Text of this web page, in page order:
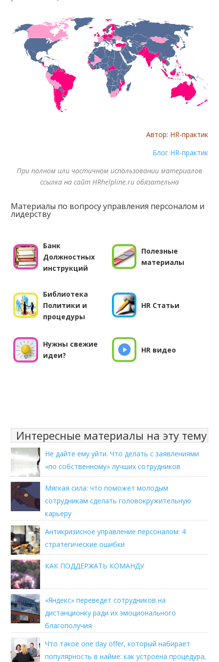
Автор: HR-практик
Блог HR-практик
При полном или частичном использовании материалов
ссылка на сайт HRhelpline.ru обязательна
Материалы по вопросу управления персоналом и
лидерству
Банк
Должностных
инструкций
Полезные
материалы
Библиотека
Политики и
процедуры
HR Статьи
Нужны cвежие
идеи?
HR видео
Интересные материалы на эту тему
Не дайте ему уйти. Что делать с заявлениями
«по собственному» лучших сотрудников
Мягкая сила: что поможет молодым
сотрудникам сделать головокружительную
карьеру
Антикризисное управление персоналом: 4
стратегические ошибки
КАК ПОДДЕРЖАТЬ КОМАНДУ⁣⁣⠀
«Яндекс» переведет сотрудников на
дистанционку ради их эмоционального
благополучия
Что такое one day offer, который набирает
популярность в найме: как устроена процедура,